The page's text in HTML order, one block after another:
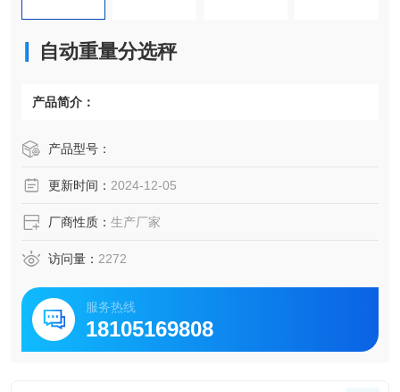
自动重量分选秤
产品简介：
产品型号：
更新时间： 2024-12-05
厂商性质： 生产厂家
访问量： 2272
服务热线
18105169808